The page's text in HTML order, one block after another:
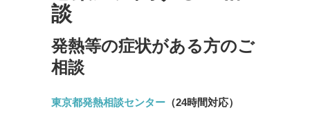
談
発熱等の症状がある方のご
相談
東京都発熱相談センター （24時間対応）